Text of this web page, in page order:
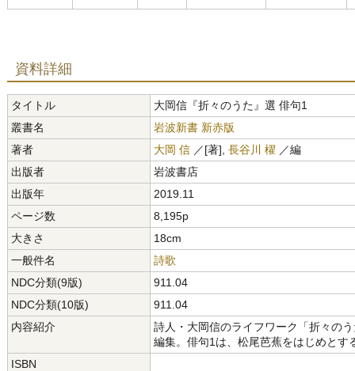
資料詳細
タイトル
大岡信『折々のうた』選 俳句1
叢書名
岩波新書 新赤版
著者
大岡 信 ／[著], 長谷川 櫂 ／編
出版者
岩波書店
出版年
2019.11
ページ数
8,195p
大きさ
18cm
一般件名
詩歌
NDC分類(9版)
911.04
NDC分類(10版)
911.04
内容紹介
詩人・大岡信のライフワーク「折々の
編集。俳句1は、松尾芭蕉をはじめと
ISBN